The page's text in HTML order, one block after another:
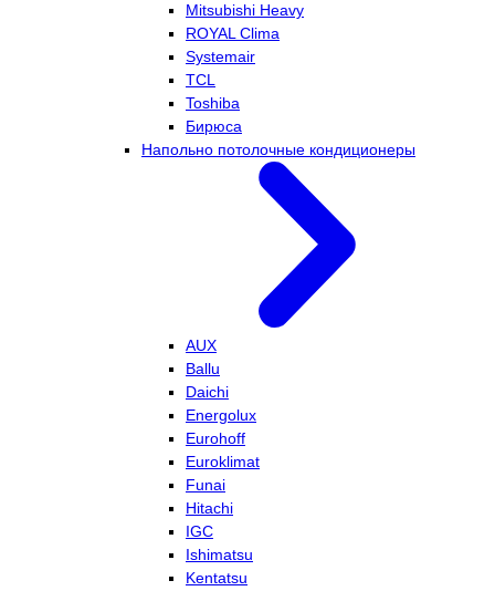
Mitsubishi Heavy
ROYAL Clima
Systemair
TCL
Toshiba
Бирюса
Напольно потолочные кондиционеры
AUX
Ballu
Daichi
Energolux
Eurohoff
Euroklimat
Funai
Hitachi
IGC
Ishimatsu
Kentatsu